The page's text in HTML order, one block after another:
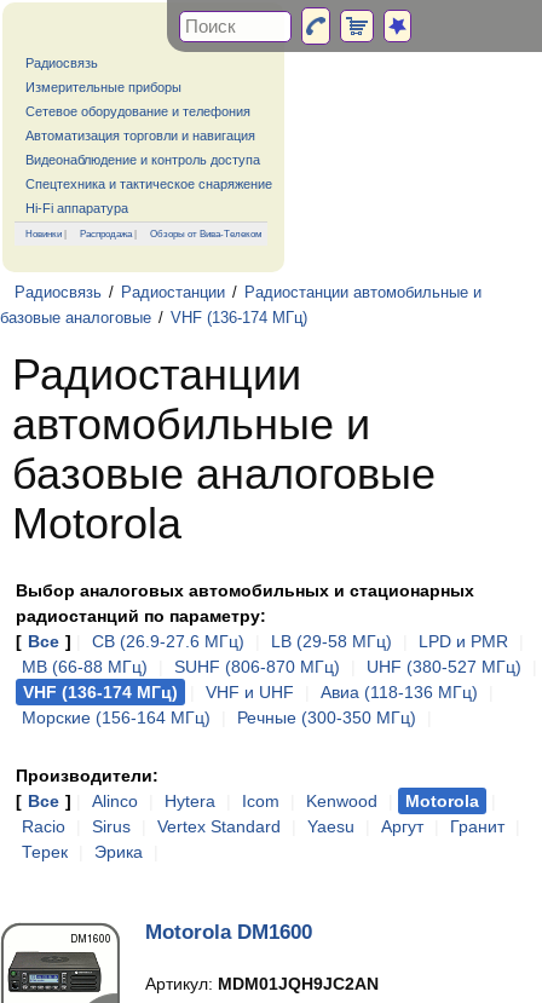
Радиосвязь
Измерительные приборы
Сетевое оборудование и телефония
Автоматизация торговли и навигация
Видеонаблюдение и контроль доступа
Спецтехника и тактическое снаряжение
Hi-Fi аппаратура
Новинки | Распродажа| Обзоры от Вива-Телеком
Радиосвязь / Радиостанции / Радиостанции автомобильные и
базовые аналоговые / VHF (136-174 МГц)
Радиостанции
автомобильные и
базовые аналоговые
Motorola
Выбор аналоговых автомобильных и стационарных
радиостанций по параметру:
[ Все ] CB (26.9-27.6 МГц) LB (29-58 МГц) LPD и PMR
MB (66-88 МГц)
SUHF (806-870 МГц) UHF (380-527 МГц)
VHF (136-174 МГц)
VHF и UHF Авиа (118-136 МГц)
Морские (156-164 МГц)
Речные (300-350 МГц)
Производители:
[ Все ] Alinco Hytera Icom Kenwood Motorola
Racio
Sirus Vertex Standard Yaesu Аргут Гранит
Терек
Эрика
Motorola DM1600
Артикул: MDM01JQH9JC2AN